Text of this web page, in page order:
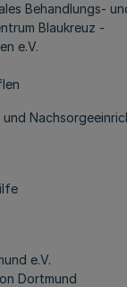
Behandlungs-
Blaukreuz -
e.V.
e.V.
Dortmund